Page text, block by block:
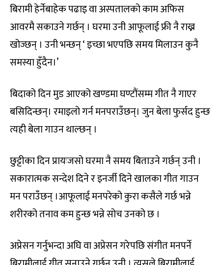
बिरामी हेर्नेबाहेक पढाइ वा अस्पतालको काम अफिस
आवरमै सकाउने गर्छन् । घरमा उनी आफूलाई फ्री नै राख्न
खोज्छन् । उनी भन्छन् ‘ इच्छा भएपछि समय मिलाउन कुनै
समस्या हुँदैन।’
बिदाको दिन मुड आएको खण्डमा घण्टौंसम्म गीत नै गाएर
बसिदिन्छन्। रमाइलो गर्न मनपराउँछन्। जुन बेला फुर्सद हुन्छ
त्यही बेला गाउन थाल्छन् ।
छुट्टीका दिन प्रायःजसो घरमा नै समय बिताउने गर्छन् उनी ।
सकारात्मक सन्देश दिने र इनर्जी दिने खालका गीत गाउन
मन पराउँछन् ।आफूलाई मनपरेको कुरा कसैले गर्छ भन्ने
शरीरको तनाव कम हुन्छ भन्ने सोच उनको छ ।
अप्रेसन गर्नुभन्दा अघि वा अप्रेसन गरेपछि संगीत मनपर्ने